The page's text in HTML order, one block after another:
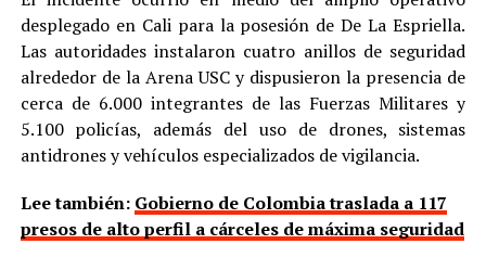
desplegado en Cali para la posesión de De La Espriella.
Las autoridades instalaron cuatro anillos de seguridad
alrededor de la Arena USC y dispusieron la presencia de
cerca de 6.000 integrantes de las Fuerzas Militares y
5.100 policías, además del uso de drones, sistemas
antidrones y vehículos especializados de vigilancia.
Lee también: Gobierno de Colombia traslada a 117
presos de alto perfil a cárceles de máxima seguridad